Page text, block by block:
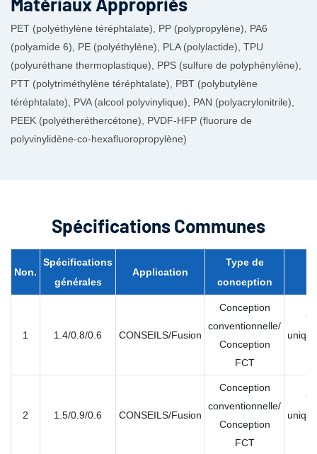
PET (polyéthylène téréphtalate), PP (polypropylène), PA6
(polyamide 6), PE (polyéthylène), PLA (polylactide), TPU
(polyuréthane thermoplastique), PPS (sulfure de polyphénylène),
PTT (polytriméthylène téréphtalate), PBT (polybutylène
téréphtalate), PVA (alcool polyvinylique), PAN (polyacrylonitrile),
PEEK (polyétheréthercétone), PVDF-HFP (fluorure de
polyvinylidène-co-hexafluoropropylène)
Spécifications Communes
Non.
Spécifications
générales
Application
Type de
conception
1 1.4/0.8/0.6 CONSEILS/Fusion
Conception
conventionnelle/
Conception
FCT
2 1.5/0.9/0.6 CONSEILS/Fusion
Conception
conventionnelle/
Conception
FCT